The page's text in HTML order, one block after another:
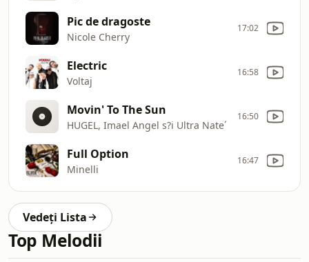
Pic de dragoste
Nicole Cherry
17:02
Electric
Voltaj
16:58
Movin' To The Sun
HUGEL, Imael Angel s?i Ultra Nate´
16:50
Full Option
Minelli
16:47
Vedeți Lista
Top Melodii